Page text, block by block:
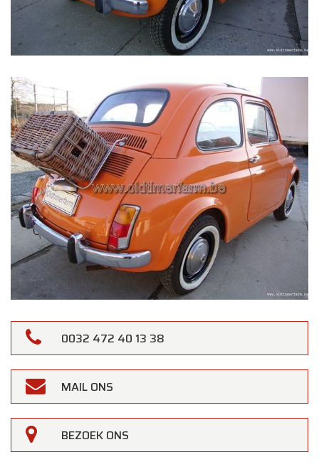
0032 472 40 13 38
MAIL ONS
BEZOEK ONS